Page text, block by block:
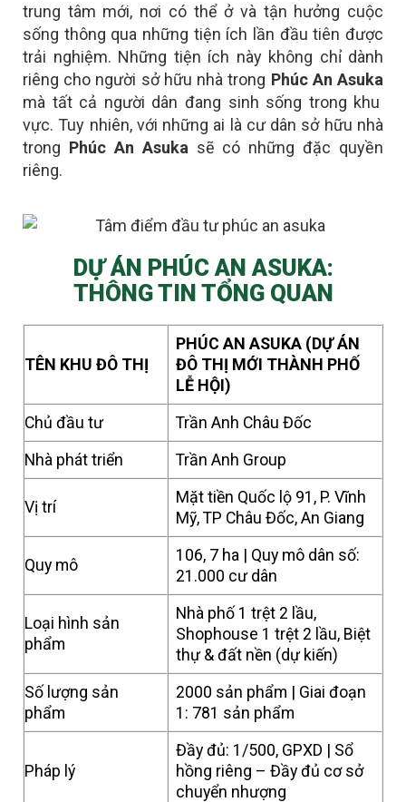
trung tâm mới, nơi có thể ở và tận hưởng cuộc
sống thông qua những tiện ích lần đầu tiên được
trải nghiệm. Những tiện ích này không chỉ dành
riêng cho người sở hữu nhà trong Phúc An Asuka
mà tất cả người dân đang sinh sống trong khu
vực. Tuy nhiên, với những ai là cư dân sở hữu nhà
trong Phúc An Asukasẽ có những đặc quyền
riêng.
DỰ ÁN PHÚC AN ASUKA:
THÔNG TIN TỔNG QUAN
TÊN KHU ĐÔ THỊ
PHÚC AN ASUKA (DỰ ÁN
ĐÔ THỊ MỚI THÀNH PHỐ
LỄ HỘI)
Chủ đầu tư
Trần Anh Châu Đốc
Nhà phát triển
Trần Anh Group
Vị trí
Mặt tiền Quốc lộ 91, P. Vĩnh
Mỹ, TP Châu Đốc, An Giang
Quy mô
106, 7 ha | Quy mô dân số:
21.000 cư dân
Loại hình sản
phẩm
Nhà phố 1 trệt 2 lầu,
Shophouse 1 trệt 2 lầu, Biệt
thự & đất nền (dự kiến)
Số lượng sản
phẩm
2000 sản phẩm | Giai đoạn
1: 781 sản phẩm
Pháp lý
Đầy đủ: 1/500, GPXD | Sổ
hồng riêng – Đầy đủ cơ sở
chuyển nhượng